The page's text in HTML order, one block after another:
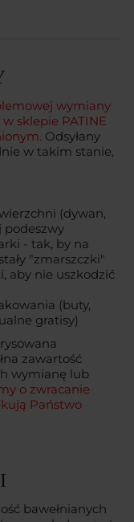
wymiany
sklepie PATINE
Odsyłany
w takim stanie,
(dywan,
podeszwy
- tak, by na
"zmarszczki"
aby nie uszkodzić
(buty,
gratisy)
zawartość
wymianę lub
o zwracanie
Państwo
bawełnianych